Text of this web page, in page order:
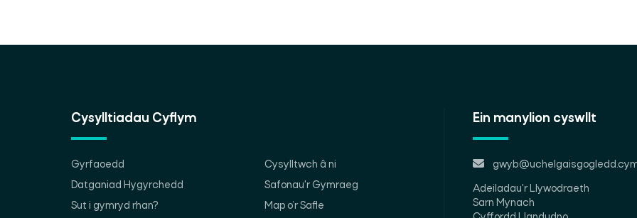
Cysylltiadau Cyflym
Gyrfaoedd
Cysylltwch â ni
Datganiad Hygyrchedd
Safonau'r Gymraeg
Sut i gymryd rhan?
Map o’r Safle
Ein manylion cyswllt
Adeiladau'r Llywodraeth
Sarn Mynach